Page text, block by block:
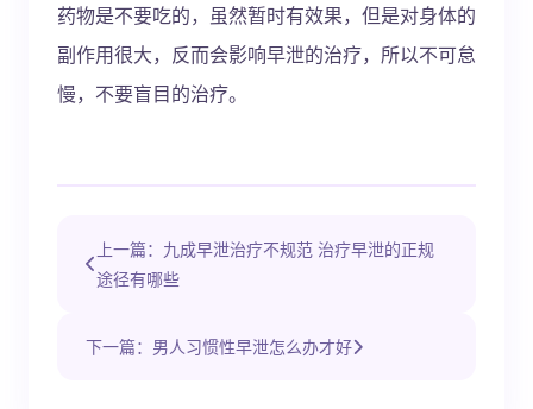
药物是不要吃的，虽然暂时有效果，但是对身体的
副作用很大，反而会影响早泄的治疗，所以不可怠
慢，不要盲目的治疗。
上一篇：九成早泄治疗不规范 治疗早泄的正规
途径有哪些
下一篇：男人习惯性早泄怎么办才好